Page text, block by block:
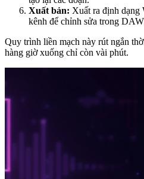
Xuất bản: Xuất ra định dạng
kênh để chỉnh sửa trong
Quy trình liền mạch này rút ngắn
hàng giờ xuống chỉ còn vài phút.